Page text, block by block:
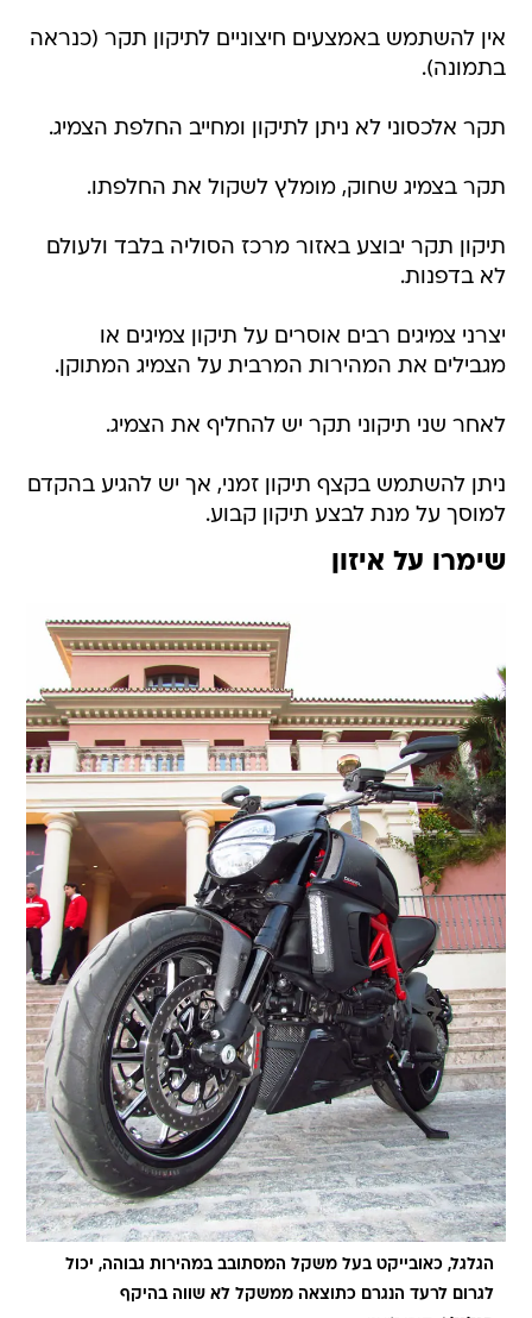
אין להשתמש באמצעים חיצוניים לתיקון תקר (כנראה
בתמונה).
תקר אלכסוני לא ניתן לתיקון ומחייב החלפת הצמיג.
תקר בצמיג שחוק, מומלץ לשקול את החלפתו.
תיקון תקר יבוצע באזור מרכז הסוליה בלבד ולעולם
לא בדפנות.
יצרני צמיגים רבים אוסרים על תיקון צמיגים או
מגבילים את המהירות המרבית על הצמיג המתוקן.
לאחר שני תיקוני תקר יש להחליף את הצמיג.
ניתן להשתמש בקצף תיקון זמני, אך יש להגיע בהקדם
למוסך על מנת לבצע תיקון קבוע.
שימרו על איזון
הגלגל, כאובייקט בעל משקל המסתובב במהירות גבוהה, יכול
לגרום לרעד הנגרם כתוצאה ממשקל לא שווה בהיקף